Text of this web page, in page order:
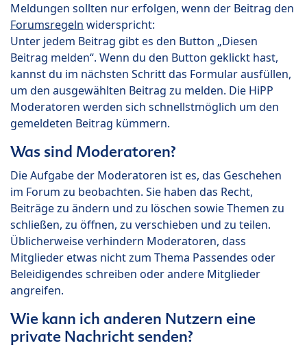
Meldungen sollten nur erfolgen, wenn der Beitrag den
Forumsregeln widerspricht:
Unter jedem Beitrag gibt es den Button „Diesen
Beitrag melden“. Wenn du den Button geklickt hast,
kannst du im nächsten Schritt das Formular ausfüllen,
um den ausgewählten Beitrag zu melden. Die HiPP
Moderatoren werden sich schnellstmöglich um den
gemeldeten Beitrag kümmern.
Was sind Moderatoren?
Die Aufgabe der Moderatoren ist es, das Geschehen
im Forum zu beobachten. Sie haben das Recht,
Beiträge zu ändern und zu löschen sowie Themen zu
schließen, zu öffnen, zu verschieben und zu teilen.
Üblicherweise verhindern Moderatoren, dass
Mitglieder etwas nicht zum Thema Passendes oder
Beleidigendes schreiben oder andere Mitglieder
angreifen.
Wie kann ich anderen Nutzern eine
private Nachricht senden?